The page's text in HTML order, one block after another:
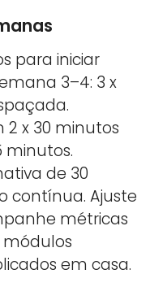
para iniciar
3–4: 3 x
2 x 30 minutos
minutos.
de 30
contínua. Ajuste
métricas
em casa.